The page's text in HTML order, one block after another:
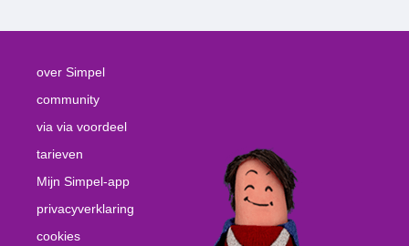
over Simpel
community
via via voordeel
tarieven
Mijn Simpel-app
privacyverklaring
cookies